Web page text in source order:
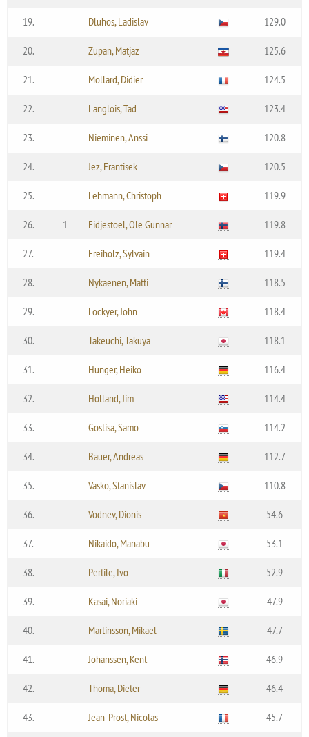
19. Dluhos, Ladislav 129.0
20. Zupan, Matjaz 125.6
21. Mollard, Didier 124.5
22. Langlois, Tad 123.4
23. Nieminen, Anssi 120.8
24. Jez, Frantisek 120.5
25. Lehmann, Christoph 119.9
26. 1 Fidjestoel, Ole Gunnar 119.8
27. Freiholz, Sylvain 119.4
28. Nykaenen, Matti 118.5
29. Lockyer, John 118.4
30. Takeuchi, Takuya 118.1
31. Hunger, Heiko 116.4
32. Holland, Jim 114.4
33. Gostisa, Samo 114.2
34. Bauer, Andreas 112.7
35. Vasko, Stanislav 110.8
36. Vodnev, Dionis 54.6
37. Nikaido, Manabu 53.1
38. Pertile, Ivo 52.9
39. Kasai, Noriaki 47.9
40. Martinsson, Mikael 47.7
41. Johanssen, Kent 46.9
42. Thoma, Dieter 46.4
43. Jean-Prost, Nicolas 45.7